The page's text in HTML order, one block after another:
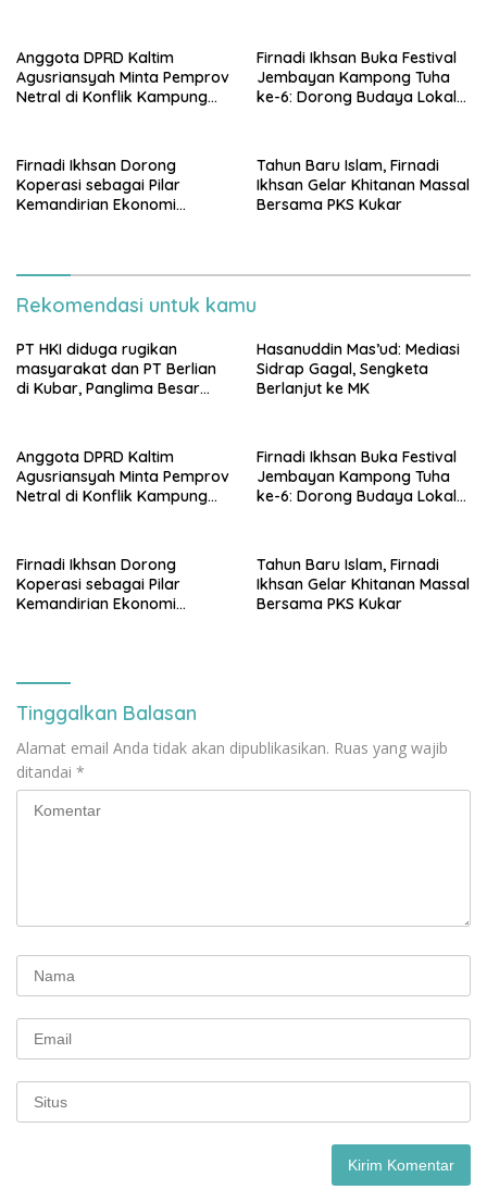
Anggota DPRD Kaltim
Agusriansyah Minta Pemprov
Netral di Konflik Kampung
Firnadi Ikhsan Buka Festival
Jembayan Kampong Tuha
ke-6: Dorong Budaya Lokal
Firnadi Ikhsan Dorong
Koperasi sebagai Pilar
Kemandirian Ekonomi
Tahun Baru Islam, Firnadi
Ikhsan Gelar Khitanan Massal
Bersama PKS Kukar
Rekomendasi untuk kamu
PT HKI diduga rugikan
masyarakat dan PT Berlian
di Kubar, Panglima Besar
Hasanuddin Mas’ud: Mediasi
Sidrap Gagal, Sengketa
Berlanjut ke MK
Anggota DPRD Kaltim
Agusriansyah Minta Pemprov
Netral di Konflik Kampung
Firnadi Ikhsan Buka Festival
Jembayan Kampong Tuha
ke-6: Dorong Budaya Lokal
Firnadi Ikhsan Dorong
Koperasi sebagai Pilar
Kemandirian Ekonomi
Tahun Baru Islam, Firnadi
Ikhsan Gelar Khitanan Massal
Bersama PKS Kukar
Tinggalkan Balasan
Alamat email Anda tidak akan dipublikasikan. Ruas yang wajib
ditandai *